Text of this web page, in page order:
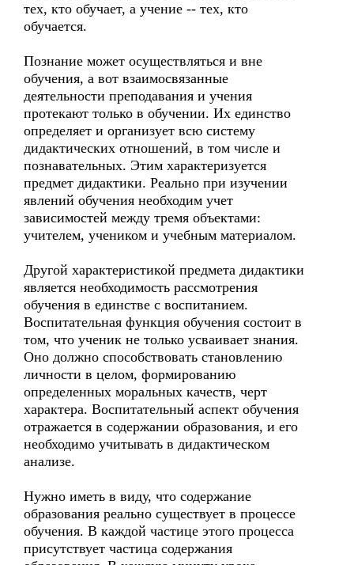
тех, кто обучает, а учение -- тех, кто
обучается.
Познание может осуществляться и вне
обучения, а вот взаимосвязанные
деятельности преподавания и учения
протекают только в обучении. Их единство
определяет и организует всю систему
дидактических отношений, в том числе и
познавательных. Этим характеризуется
предмет дидактики. Реально при изучении
явлений обучения необходим учет
зависимостей между тремя объектами:
учителем, учеником и учебным материалом.
Другой характеристикой предмета дидактики
является необходимость рассмотрения
обучения в единстве с воспитанием.
Воспитательная функция обучения состоит в
том, что ученик не только усваивает знания.
Оно должно способствовать становлению
личности в целом, формированию
определенных моральных качеств, черт
характера. Воспитательный аспект обучения
отражается в содержании образования, и его
необходимо учитывать в дидактическом
анализе.
Нужно иметь в виду, что содержание
образования реально существует в процессе
обучения. В каждой частице этого процесса
присутствует частица содержания